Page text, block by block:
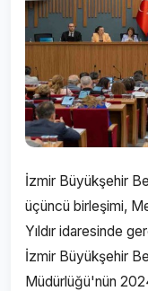
İzmir Büyükşehir
üçüncü birleşimi,
Yıldır idaresinde
İzmir Büyükşehir
Müdürlüğü'nün